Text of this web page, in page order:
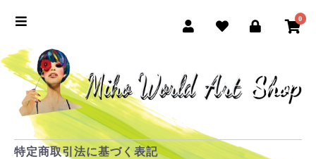
0
特定商取引法に基づく表記